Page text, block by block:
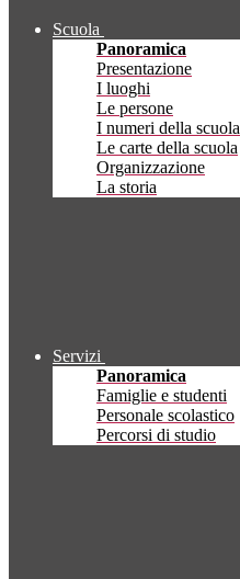
Scuola
Panoramica
Presentazione
I luoghi
Le persone
I numeri della scuola
Le carte della scuola
Organizzazione
La storia
Servizi
Panoramica
Famiglie e studenti
Personale scolastico
Percorsi di studio